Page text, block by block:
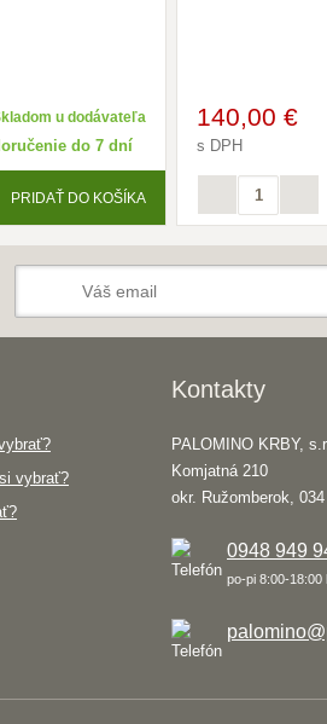
u dodávateľa
do 7 dní
PRIDAŤ DO KOŠÍKA
140,00 €
s DPH
vybrať?
Kontakty
PALOMINO KRBY,
Komjatná 210
okr. Ružomberok,
0948 949
po-pi 8:00-18:00